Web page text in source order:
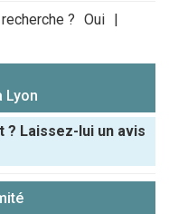
? Oui |
Lyon
Laissez-lui un avis